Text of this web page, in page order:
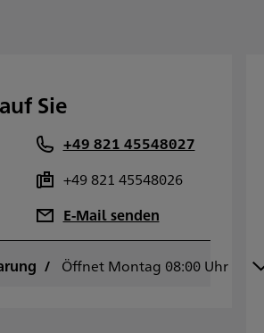
Sie
+49 821 45548027
+49 821 45548026
E-Mail senden
Öffnet Montag 08:00 Uhr
08:00 - 17:00